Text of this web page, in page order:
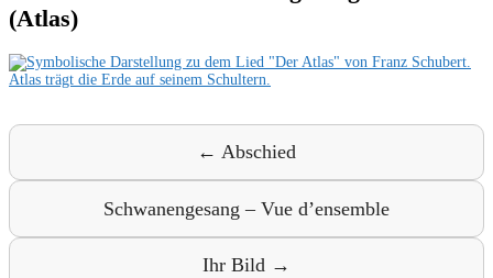
(Atlas)
← Abschied
Schwanengesang – Vue d’ensemble
Ihr Bild →